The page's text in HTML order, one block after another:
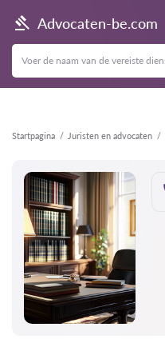
Advocaten-be.com
Startpagina Juristen en advocaten
Terug